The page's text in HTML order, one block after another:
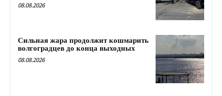
08.08.2026
Сильная жара продолжит кошмарить
волгоградцев до конца выходных
08.08.2026